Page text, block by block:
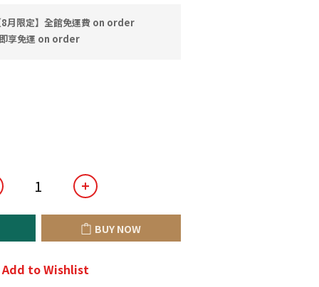
月限定】全館免運費 on order
享免運 on order
BUY NOW
Add to Wishlist